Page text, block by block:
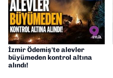
İzmir Ödemiş'te alevler
büyümeden kontrol altına
alındı!